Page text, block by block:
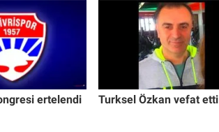
ertelendi Turksel Özkan vefat etti